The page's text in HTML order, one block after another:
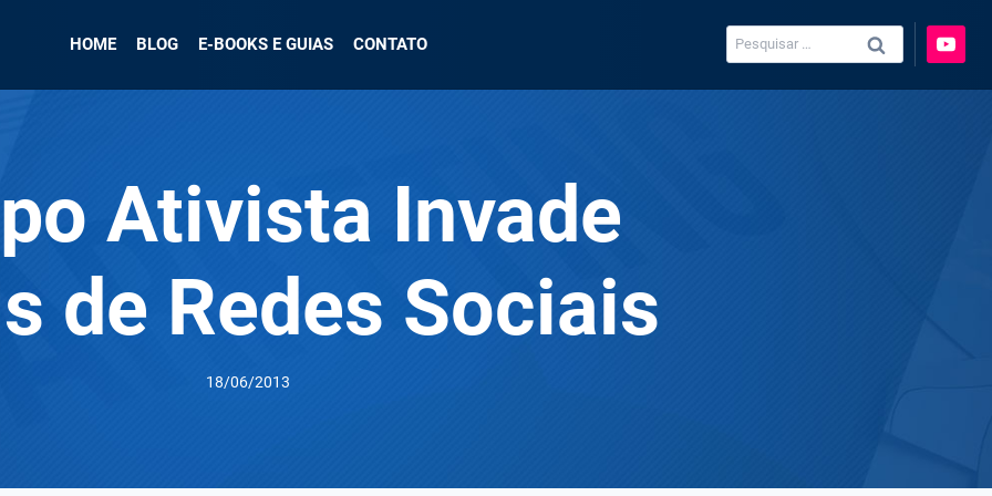
HOME BLOG E-BOOKS E GUIAS CONTATO
Pesquisar
por:
Ativista Invade
de Redes Sociais
18/06/2013